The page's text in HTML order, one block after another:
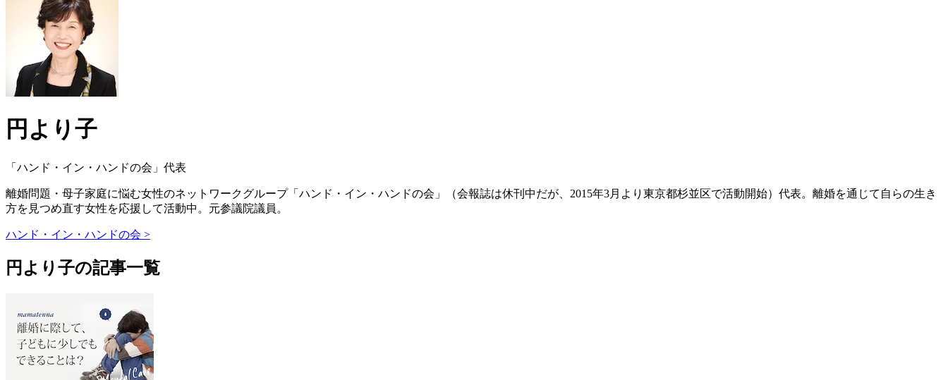
円より子
「ハンド・イン・ハンドの会」代表
離婚問題・母子家庭に悩む女性のネットワークグループ「ハンド・イン・ハンドの会」（会報誌は休刊中だが、2015年3月より東京都杉並区で活動開始）代表。離婚を通じて自らの生き
方を見つめ直す女性を応援して活動中。元参議院議員。
ハンド・イン・ハンドの会 >
円より子の記事一覧